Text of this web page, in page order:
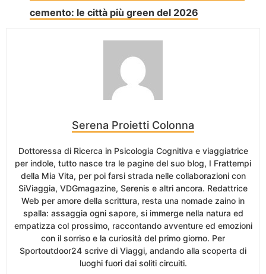
cemento: le città più green del 2026
Serena Proietti Colonna
Dottoressa di Ricerca in Psicologia Cognitiva e viaggiatrice
per indole, tutto nasce tra le pagine del suo blog, I Frattempi
della Mia Vita, per poi farsi strada nelle collaborazioni con
SiViaggia, VDGmagazine, Serenis e altri ancora. Redattrice
Web per amore della scrittura, resta una nomade zaino in
spalla: assaggia ogni sapore, si immerge nella natura ed
empatizza col prossimo, raccontando avventure ed emozioni
con il sorriso e la curiosità del primo giorno. Per
Sportoutdoor24 scrive di Viaggi, andando alla scoperta di
luoghi fuori dai soliti circuiti.